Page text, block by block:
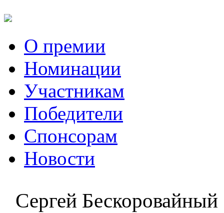
О премии
Номинации
Участникам
Победители
Спонсорам
Новости
Сергей Бескоровайный